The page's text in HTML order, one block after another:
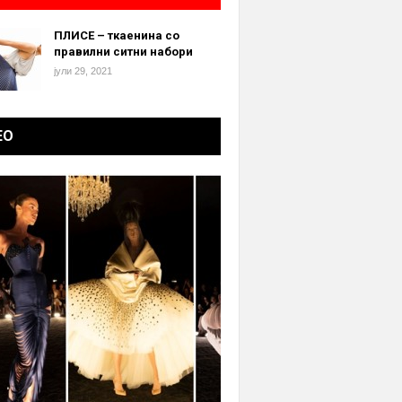
ПЛИСЕ – ткаенина со
правилни ситни набори
јули 29, 2021